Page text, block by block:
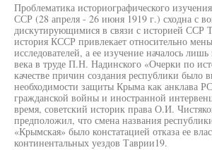
Проблематика историографического
ССР (28 апреля - 26 июня 1919 г.) сходна с
дискутирующимися в связи с историей ССР
история КССР привлекает относительно
исследователей, а ее изучение началось
века в труде П.Н. Надинского «Очерки по
качестве причин создания республики было
необходимости защиты Крыма как анклава
гражданской войны и иностранной
время, советский историк права О.И.
предположил, что смена названия
«Крымская» было констатацией отказа ее
континентальных уездов Таврии19.